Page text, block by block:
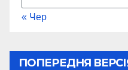
« Чер
ПОПЕРЕДНЯ